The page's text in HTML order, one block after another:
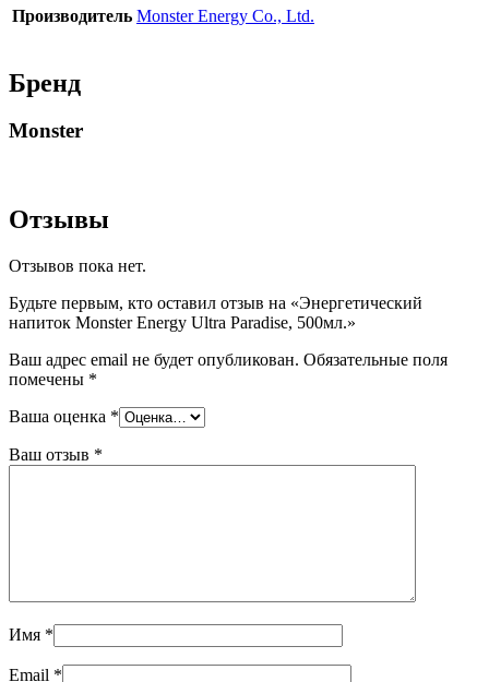
Производитель Monster Energy Co., Ltd.
Бренд
Monster
Отзывы
Отзывов пока нет.
Будьте первым, кто оставил отзыв на «Энергетический
напиток Monster Energy Ultra Paradise, 500мл.»
Ваш адрес email не будет опубликован. Обязательные поля
помечены *
Ваша оценка *
Ваш отзыв *
Имя *
Email *